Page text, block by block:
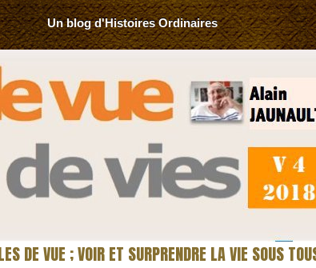
Un blog d'Histoires Ordinaires
DE VUE ; VOIR ET SURPRENDRE LA VIE SOUS